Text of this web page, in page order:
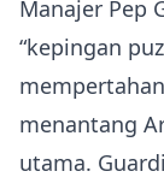
Manajer Pep
“kepingan
menantang
utama.